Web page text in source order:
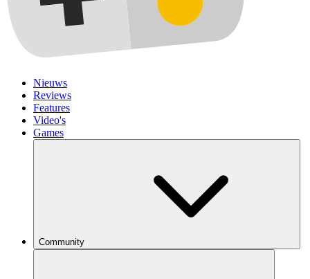
Nieuws
Reviews
Features
Video's
Games
Community